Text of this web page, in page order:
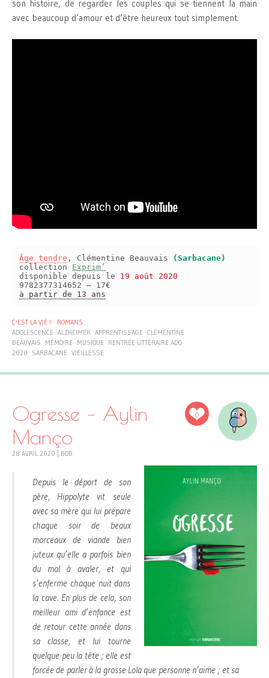
son histoire, de regarder les couples qui se tiennent la main
avec beaucoup d’amour et d’être heureux tout simplement.
Âge tendre , Clémentine Beauvais
(Sarbacane)
collection Exprim’
disponible depuis le 19 août 2020
9782377314652 – 17€
à partir de 13 ans
C'EST LA VIE !
ROMANS
ADOLESCENCE ALZHEIMER APPRENTISSAGE CLÉMENTINE
BEAUVAIS
MÉMOIRE MUSIQUE
RENTRÉE LITTÉRAIRE ADO
2020
SARBACANE VIEILLESSE
0
Ogresse – Aylin
Manço
28 AVRIL 2020 BOB
Depuis le départ de son
père, Hippolyte vit seule
avec sa mère qui lui prépare
chaque soir de beaux
morceaux de viande bien
juteux qu’elle a parfois bien
du mal à avaler, et qui
s’enferme chaque nuit dans
la cave. En plus de cela, son
meilleur ami d’enfance est
de retour cette année dans
sa classe, et lui tourne
quelque peu la tête ; elle est
forcée de parler à la grosse Lola que personne n’aime ; et sa